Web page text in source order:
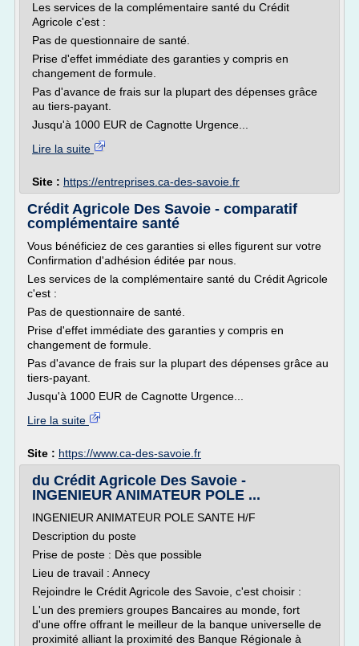
Les services de la complémentaire santé du Crédit
Agricole c'est :
Pas de questionnaire de santé.
Prise d'effet immédiate des garanties y compris en
changement de formule.
Pas d'avance de frais sur la plupart des dépenses grâce
au tiers-payant.
Jusqu'à 1000 EUR de Cagnotte Urgence...
Lire la suite
Site : https://entreprises.ca-des-savoie.fr
Crédit Agricole Des Savoie - comparatif
complémentaire santé
Vous bénéficiez de ces garanties si elles figurent sur votre
Confirmation d'adhésion éditée par nous.
Les services de la complémentaire santé du Crédit Agricole
c'est :
Pas de questionnaire de santé.
Prise d'effet immédiate des garanties y compris en
changement de formule.
Pas d'avance de frais sur la plupart des dépenses grâce au
tiers-payant.
Jusqu'à 1000 EUR de Cagnotte Urgence...
Lire la suite
Site : https://www.ca-des-savoie.fr
du Crédit Agricole Des Savoie -
INGENIEUR ANIMATEUR POLE ...
INGENIEUR ANIMATEUR POLE SANTE H/F
Description du poste
Prise de poste : Dès que possible
Lieu de travail : Annecy
Rejoindre le Crédit Agricole des Savoie, c'est choisir :
L'un des premiers groupes Bancaires au monde, fort
d'une offre offrant le meilleur de la banque universelle de
proximité alliant la proximité des Banque Régionale à